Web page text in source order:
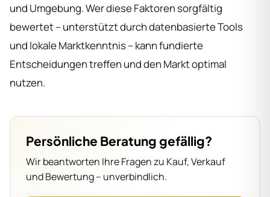
und Umgebung. Wer diese Faktoren sorgfältig
bewertet – unterstützt durch datenbasierte Tools
und lokale Marktkenntnis – kann fundierte
Entscheidungen treffen und den Markt optimal
nutzen.
Persönliche Beratung gefällig?
Wir beantworten Ihre Fragen zu Kauf, Verkauf
und Bewertung – unverbindlich.